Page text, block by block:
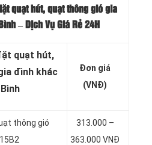
quạt hút, quạt thông gió gia
– Dịch Vụ Giá Rẻ 24H
quạt hút,
đình khác
Đơn giá
(VNĐ)
thông gió
313.000 –
363.000 VNĐ